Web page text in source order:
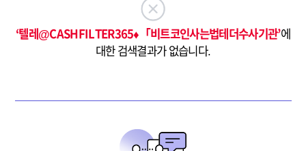
‘텔레@CASHFILTER365♦「비트코인사는법테더수사기관’에
대한 검색결과가 없습니다.